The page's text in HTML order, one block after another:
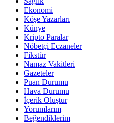
Ekonomi
Köşe Yazarları
Künye
Kripto Paralar
Nöbetçi Eczaneler
Fikstür
Namaz Vakitleri
Gazeteler
Puan Durumu
Hava Durumu
İçerik Oluştur
Yorumlarım
Beğendiklerim